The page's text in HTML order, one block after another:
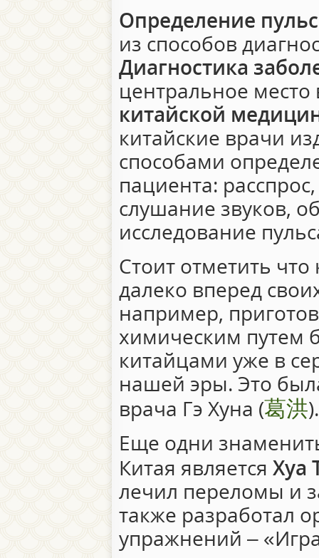
Определение
из способов
Диагностика
центральное
китайской
китайские врачи
способами
пациента:
слушание звуков,
исследование
Стоит отметить
далеко вперед
например,
химическим путем
китайцами уже в
нашей эры. Это
врача Гэ Хуна (葛洪).
Еще одни
Китая является Хуа
лечил переломы и
также разработал
упражнений –